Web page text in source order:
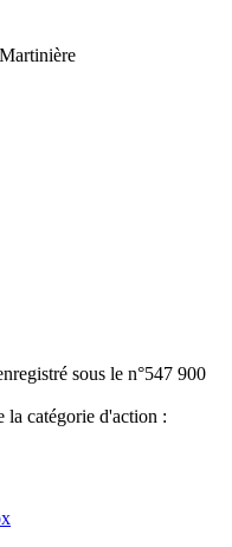
sous le n°547 900
la catégorie d'action :